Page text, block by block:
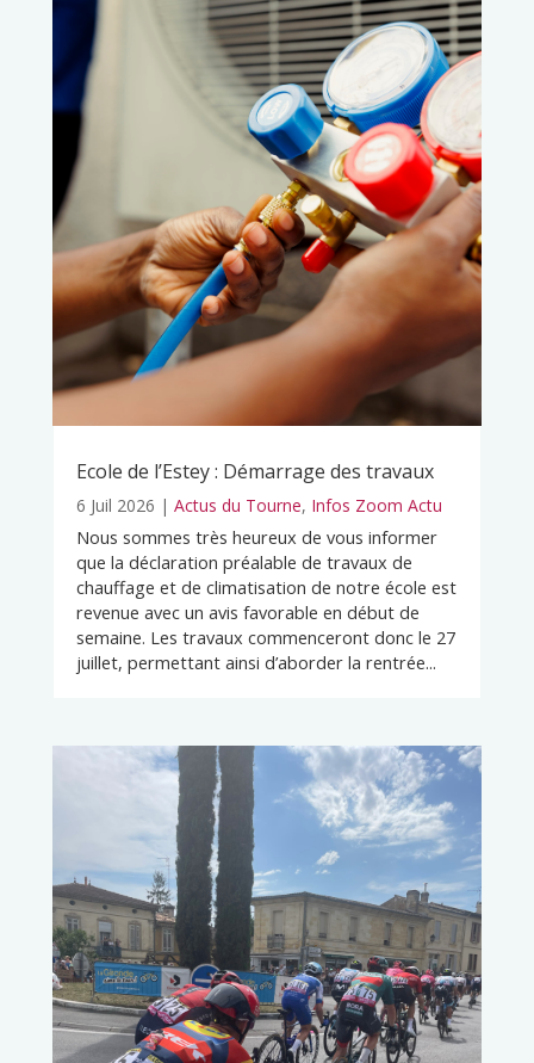
Ecole de l’Estey : Démarrage des travaux
6 Juil 2026 | Actus du Tourne, Infos Zoom Actu
Nous sommes très heureux de vous informer
que la déclaration préalable de travaux de
chauffage et de climatisation de notre école est
revenue avec un avis favorable en début de
semaine. Les travaux commenceront donc le 27
juillet, permettant ainsi d’aborder la rentrée...